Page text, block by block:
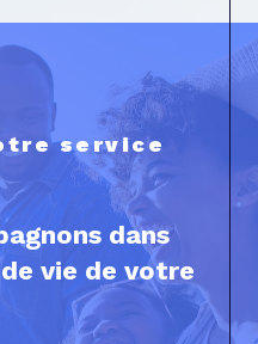
service
dans
vie de votre